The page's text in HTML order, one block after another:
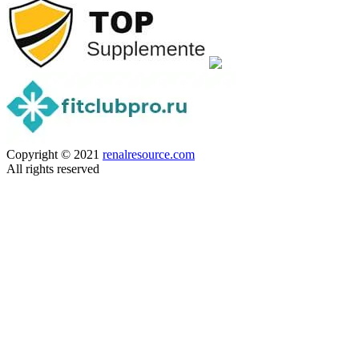
Copyright © 2021 renalresource.com
All rights reserved